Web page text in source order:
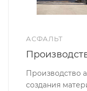
АСФАЛЬТ
Производство
создания